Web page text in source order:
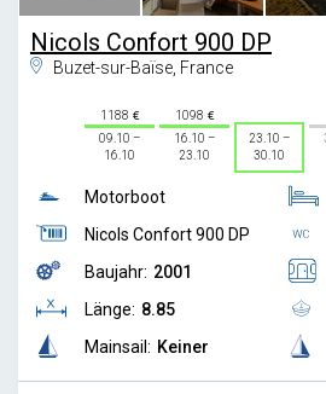
Nicols Confort 900 DP
Buzet-sur-Baïse, France
1188
09.10 –
16.10
1098
16.10 –
23.10
23.10 –
30.10
Motorboot
Nicols Confort 900 DP
Baujahr: 2001
Länge: 8.85
Mainsail: Keiner